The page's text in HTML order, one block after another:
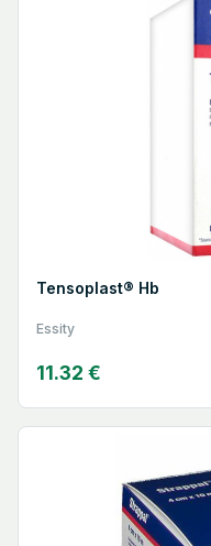
Tensoplast® Hb
Essity
11.32 €